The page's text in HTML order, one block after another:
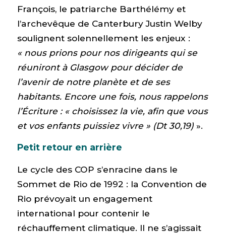
François, le patriarche Barthélémy et
l’archevêque de Canterbury Justin Welby
soulignent solennellement les enjeux :
« nous prions pour nos dirigeants qui se
réuniront à Glasgow pour décider de
l’avenir de notre planète et de ses
habitants. Encore une fois, nous rappelons
l’Écriture : « choisissez la vie, afin que vous
et vos enfants puissiez vivre » (Dt 30,19)».
Petit retour en arrière
Le cycle des COP s’enracine dans le
Sommet de Rio de 1992 : la Convention de
Rio prévoyait un engagement
international pour contenir le
réchauffement climatique. Il ne s’agissait